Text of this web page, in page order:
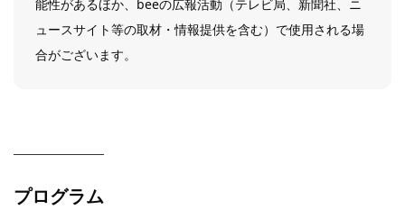
能性があるほか、beeの広報活動（テレビ局、新聞社、ニ
ュースサイト等の取材・情報提供を含む）で使用される場
合がございます。
プログラム